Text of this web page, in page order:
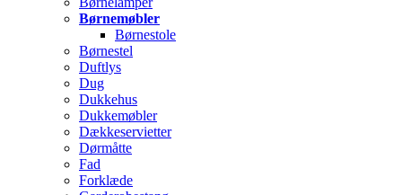
Børnemøbler
Børnestole
Børnestel
Duftlys
Dug
Dukkehus
Dukkemøbler
Dækkeservietter
Dørmåtte
Fad
Forklæde